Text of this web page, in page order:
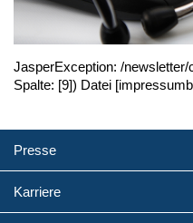
JasperException: /newsletter/
Spalte: [9]) Datei
Presse
Karriere